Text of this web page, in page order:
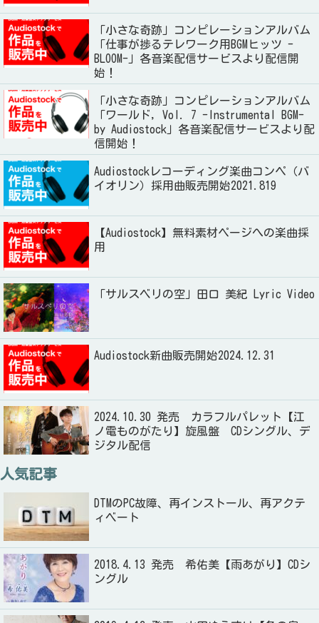
「小さな奇跡」コンピレーションアルバム
「仕事が捗るテレワーク用BGMヒッツ -
BLOOM-」各音楽配信サービスより配信開
始！
「小さな奇跡」コンピレーションアルバム
「ワールド, Vol. 7 -Instrumental BGM-
by Audiostock」各音楽配信サービスより配
信開始！
Audiostockレコーディング楽曲コンペ（バ
イオリン）採用曲販売開始2021.819
【Audiostock】無料素材ページへの楽曲採
用
「サルスベリの空」田口 美紀 Lyric Video
Audiostock新曲販売開始2024.12.31
2024.10.30 発売 カラフルパレット【江
ノ電ものがたり】旋風盤 CDシングル、デ
ジタル配信
人気記事
DTMのPC故障、再インストール、再アクテ
ィベート
2018.4.13 発売 希佑美【雨あがり】CDシ
ングル